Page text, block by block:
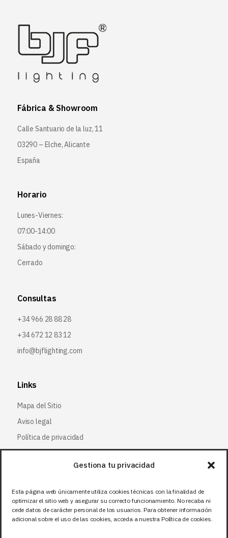
Gestiona tu privacidad
Esta página web únicamente utiliza cookies técnicas con la finalidad de
optimizar el sitio web y asegurar su correcto funcionamiento. No recaba ni
cede datos de carácter personal de los usuarios. Para obtener información
adicional sobre el uso de las cookies, acceda a nuestra Política de cookies.
Fábrica & Showroom
Calle Santuario de la luz, 11
03290 – Elche, Alicante
España
Horario
Lunes-Viernes:
07:00-14:00
Sábado y domingo:
Cerrado
Consultas
+34 966 28 88 28
+34 672 12 83 12
info@bjflighting.com
Links
Mapa del Sitio
Aviso legal
Política de privacidad
Política de cookies
Síguenos
Facebook
X (Twitter)